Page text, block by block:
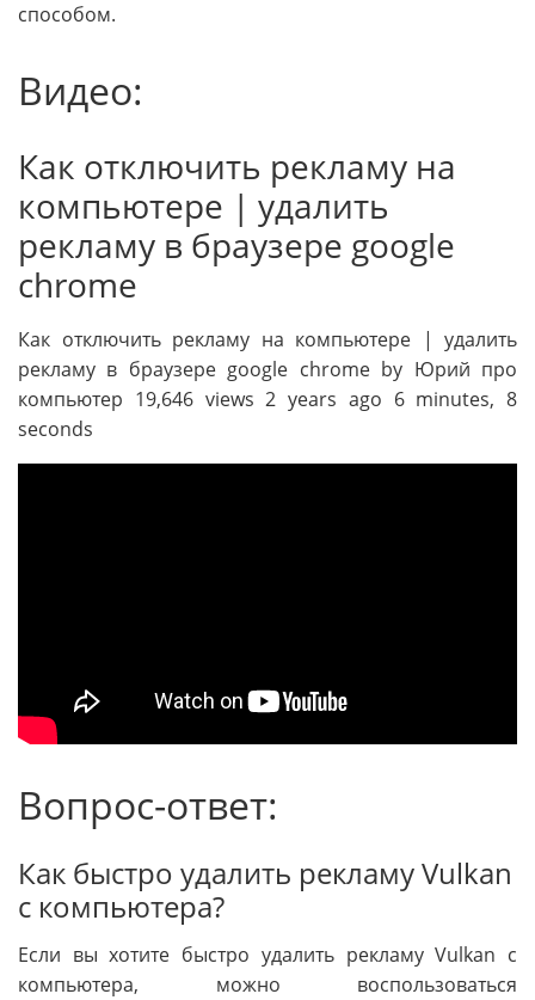
способом.
Видео:
Как отключить рекламу на
компьютере | удалить
рекламу в браузере google
chrome
Как отключить рекламу на компьютере | удалить
рекламу в браузере google chrome by Юрий про
компьютер 19,646 views 2 years ago 6 minutes, 8
seconds
Вопрос-ответ:
Как быстро удалить рекламу Vulkan
с компьютера?
Если вы хотите быстро удалить рекламу Vulkan с
компьютера, можно воспользоваться